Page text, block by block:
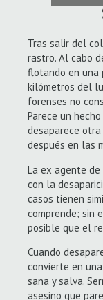
Tras salir del
rastro. Al cabo
flotando en una
kilómetros del
forenses no
Parece un
desaparece
después en las
La ex agente
con la
casos tienen
comprende; sin
posible que el
Cuando
convierte en
sana y salva.
asesino que